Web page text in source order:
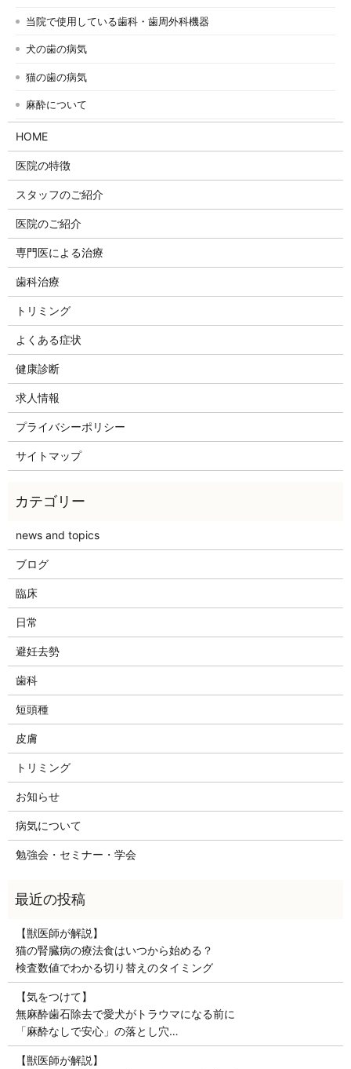
当院で使用している歯科・歯周外科機器
犬の歯の病気
猫の歯の病気
麻酔について
HOME
医院の特徴
スタッフのご紹介
医院のご紹介
専門医による治療
歯科治療
トリミング
よくある症状
健康診断
求人情報
プライバシーポリシー
サイトマップ
news and topics
ブログ
臨床
日常
避妊去勢
歯科
短頭種
皮膚
トリミング
お知らせ
病気について
勉強会・セミナー・学会
【獣医師が解説】
猫の腎臓病の療法食はいつから始める？
検査数値でわかる切り替えのタイミング
【気をつけて】
無麻酔歯石除去で愛犬がトラウマになる前に
「麻酔なしで安心」の落とし穴…
【獣医師が解説】